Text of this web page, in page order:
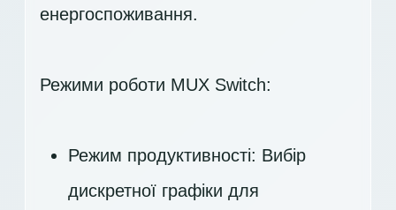
енергоспоживання.
Режими роботи MUX Switch:
Режим продуктивності: Вибір
дискретної графіки для